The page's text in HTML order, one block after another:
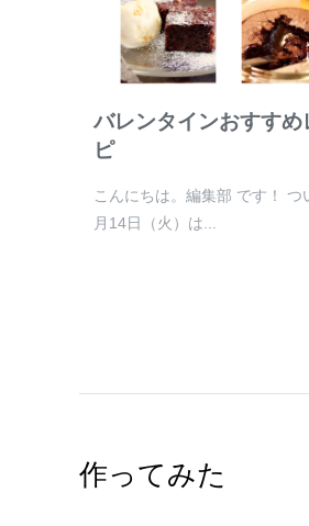
バレンタインおすすめ
ピ
こんにちは。編集部 です！ つ
月14日（火）は...
作ってみた